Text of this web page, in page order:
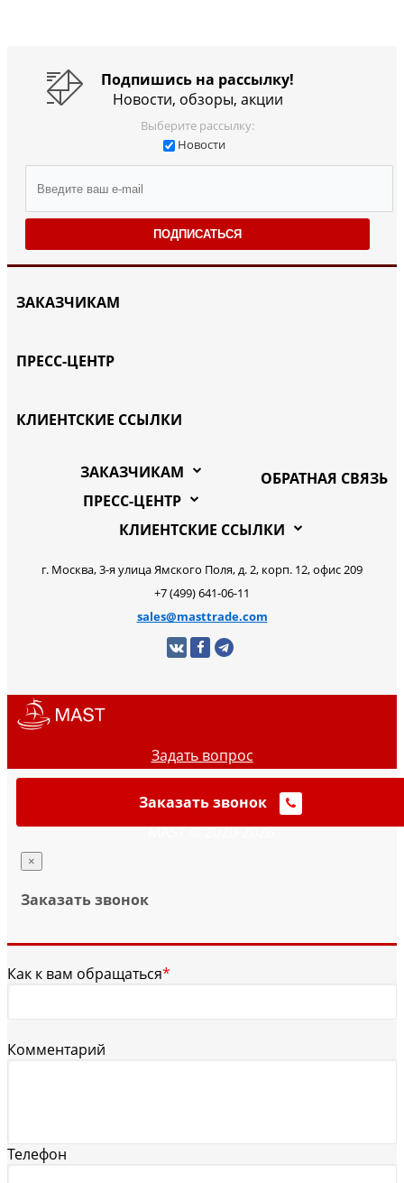
Подпишись на рассылку!
Новости, обзоры, акции
Выберите рассылку:
Новости
ПОДПИСАТЬСЯ
ЗАКАЗЧИКАМ
ПРЕСС-ЦЕНТР
КЛИЕНТСКИЕ ССЫЛКИ
ОБРАТНАЯ СВЯЗЬ
ЗАКАЗЧИКАМ
ПРЕСС-ЦЕНТР
КЛИЕНТСКИЕ ССЫЛКИ
г. Москва, 3-я улица Ямского Поля, д. 2, корп. 12, офис 209
+7 (499) 641-06-11
sales@masttrade.com
Задать вопрос
Заказать звонок
MAST © 2020-2026
×
Заказать звонок
Как к вам обращаться*
Комментарий
Телефон